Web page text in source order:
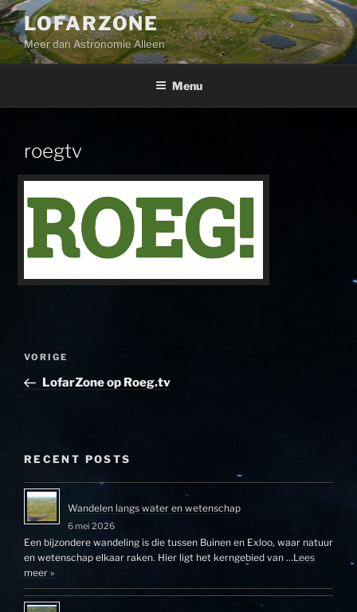
Ga
naar
de
inhoud
LOFARZONE
Meer dan Astronomie Alleen
Menu
roegtv
Bericht
Vorig
bericht
VORIGE
LofarZone op Roeg.tv
RECENT POSTS
Wandelen langs water en wetenschap
6 mei 2026
Een bijzondere wandeling is die tussen Buinen en Exloo, waar natuur
en wetenschap elkaar raken. Hier ligt het kerngebied van …Lees
meer »